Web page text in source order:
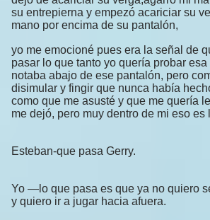
su entrepierna y empezó acariciar su
mano por encima de su pantalón,
yo me emocioné pues era la señal de
pasar lo que tanto yo quería probar
notaba abajo de ese pantalón, pero
disimular y fingir que nunca había
como que me asusté y que me quería
me dejó, pero muy dentro de mi eso es
Esteban-que pasa Gerry.
Yo —lo que pasa es que ya no quiero
y quiero ir a jugar hacia afuera.